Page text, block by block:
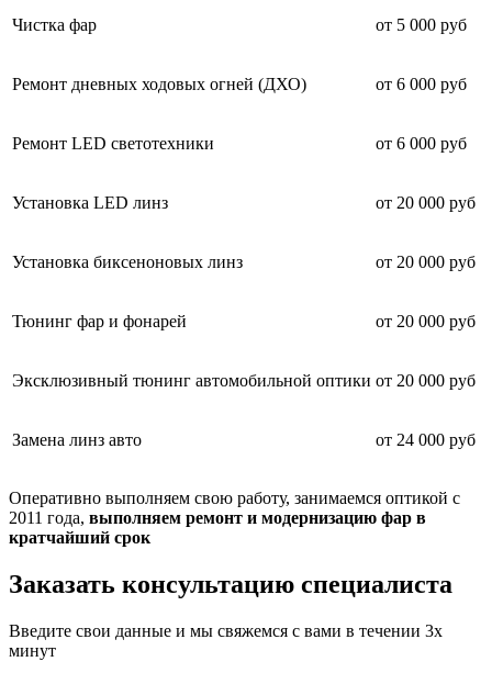
Чистка фар от 5 000 руб
Ремонт дневных ходовых огней (ДХО) от 6 000 руб
Ремонт LED светотехники от 6 000 руб
Установка LED линз от 20 000 руб
Установка биксеноновых линз от 20 000 руб
Тюнинг фар и фонарей от 20 000 руб
Эксклюзивный тюнинг автомобильной оптики от 20 000 руб
Замена линз авто от 24 000 руб
Оперативно выполняем свою работу, занимаемся оптикой с
2011 года, выполняем ремонт и модернизацию фар в
кратчайший срок
Заказать консультацию специалиста
Введите свои данные и мы свяжемся с вами в течении 3х
минут